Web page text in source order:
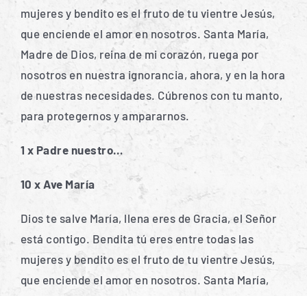
mujeres y bendito es el fruto de tu vientre Jesús,
que enciende el amor en nosotros. Santa María,
Madre de Dios, reina de mi corazón, ruega por
nosotros en nuestra ignorancia, ahora, y en la hora
de nuestras necesidades. Cúbrenos con tu manto,
para protegernos y ampararnos.
1 x Padre nuestro…
10 x Ave María
Dios te salve María, llena eres de Gracia, el Señor
está contigo. Bendita tú eres entre todas las
mujeres y bendito es el fruto de tu vientre Jesús,
que enciende el amor en nosotros. Santa María,